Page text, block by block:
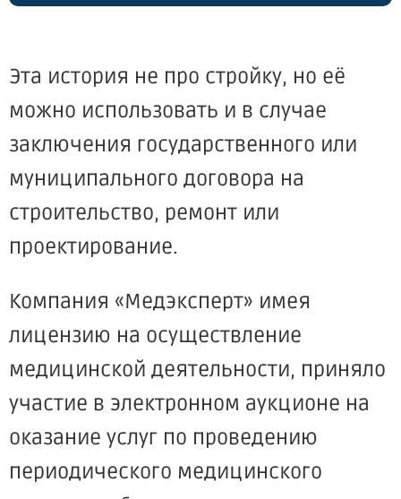
Эта история не про стройку, но её
можно использовать и в случае
заключения государственного или
муниципального договора на
строительство, ремонт или
проектирование.
Компания «Медэксперт» имея
лицензию на осуществление
медицинской деятельности, приняло
участие в электронном аукционе на
оказание услуг по проведению
периодического медицинского